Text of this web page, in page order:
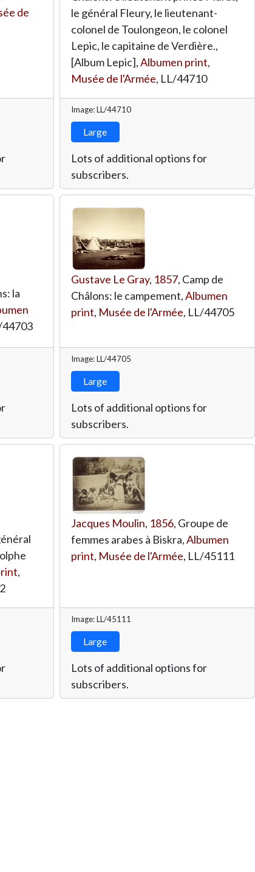
de
le général Fleury, le lieutenant-
colonel de Toulongeon, le colonel
Lepic, le capitaine de Verdière.,
[Album Lepic],Albumen print,
Musée de l'Armée, LL/44710
Image: LL/44710
Large
Lots of additional options for
subscribers.
la
Gustave Le Gray, 1857, Camp de
Châlons: le campement,Albumen
print, Musée de l'Armée, LL/44705
Image: LL/44705
Large
Lots of additional options for
subscribers.
,
Jacques Moulin, 1856, Groupe de
femmes arabes à Biskra,Albumen
print, Musée de l'Armée, LL/45111
Image: LL/45111
Large
Lots of additional options for
subscribers.